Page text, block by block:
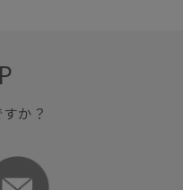
混
感
か？